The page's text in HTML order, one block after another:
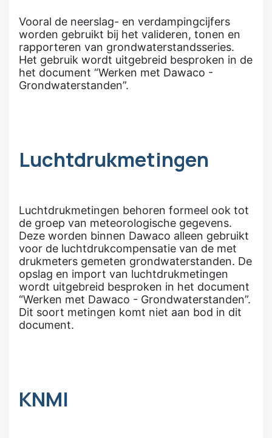
Vooral de neerslag- en verdampingcijfers
worden gebruikt bij het valideren, tonen en
rapporteren van grondwaterstandsseries.
Het gebruik wordt uitgebreid besproken in de
het document “Werken met Dawaco -
Grondwaterstanden”.
Luchtdrukmetingen
Luchtdrukmetingen behoren formeel ook tot
de groep van meteorologische gegevens.
Deze worden binnen Dawaco alleen gebruikt
voor de luchtdrukcompensatie van de met
drukmeters gemeten grondwaterstanden. De
opslag en import van luchtdrukmetingen
wordt uitgebreid besproken in het document
“Werken met Dawaco - Grondwaterstanden”.
Dit soort metingen komt niet aan bod in dit
document.
KNMI